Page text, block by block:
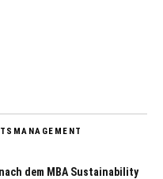
dem MBA Sustainability